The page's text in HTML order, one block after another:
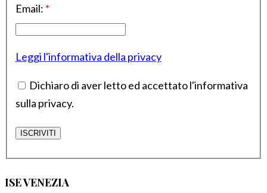
Email: *
Leggi l'informativa della privacy
Dichiaro di aver letto ed accettato l'informativa
sulla privacy.
ISE VENEZIA